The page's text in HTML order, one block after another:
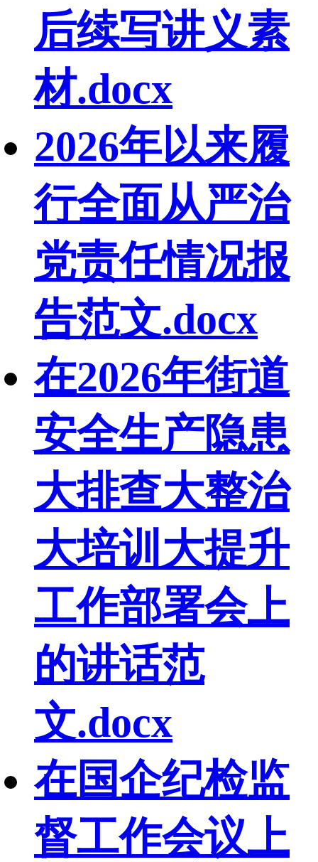
后续写讲义素
材.docx
2026年以来履
行全面从严治
党责任情况报
告范文.docx
在2026年街道
安全生产隐患
大排查大整治
大培训大提升
工作部署会上
的讲话范
文.docx
在国企纪检监
督工作会议上